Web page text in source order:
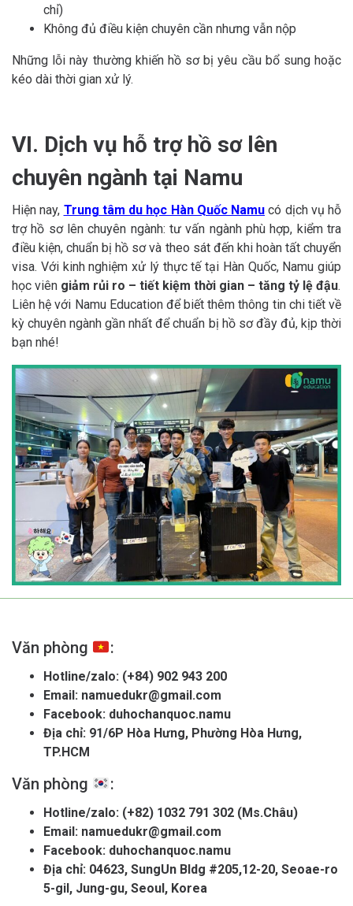
chỉ)
Không đủ điều kiện chuyên cần nhưng vẫn nộp
Những lỗi này thường khiến hồ sơ bị yêu cầu bổ sung hoặc
kéo dài thời gian xử lý.
VI. Dịch vụ hỗ trợ hồ sơ lên
chuyên ngành tại Namu
Hiện nay, Trung tâm du học Hàn Quốc Namu có dịch vụ hỗ
trợ hồ sơ lên chuyên ngành: tư vấn ngành phù hợp, kiểm tra
điều kiện, chuẩn bị hồ sơ và theo sát đến khi hoàn tất chuyển
visa. Với kinh nghiệm xử lý thực tế tại Hàn Quốc, Namu giúp
học viên giảm rủi ro – tiết kiệm thời gian – tăng tỷ lệ đậu.
Liên hệ với Namu Education để biết thêm thông tin chi tiết về
kỳ chuyên ngành gần nhất để chuẩn bị hồ sơ đầy đủ, kịp thời
bạn nhé!
Văn phòng :
Hotline/zalo: (+84) 902 943 200
Email: namuedukr@gmail.com
Facebook: duhochanquoc.namu
Địa chỉ: 91/6P Hòa Hưng, Phường Hòa Hưng,
TP.HCM
Văn phòng :
Hotline/zalo: (+82) 1032 791 302 (Ms.Châu)
Email: namuedukr@gmail.com
Facebook: duhochanquoc.namu
Địa chỉ: 04623, SungUn Bldg #205,12-20, Seoae-ro
5-gil, Jung-gu, Seoul, Korea